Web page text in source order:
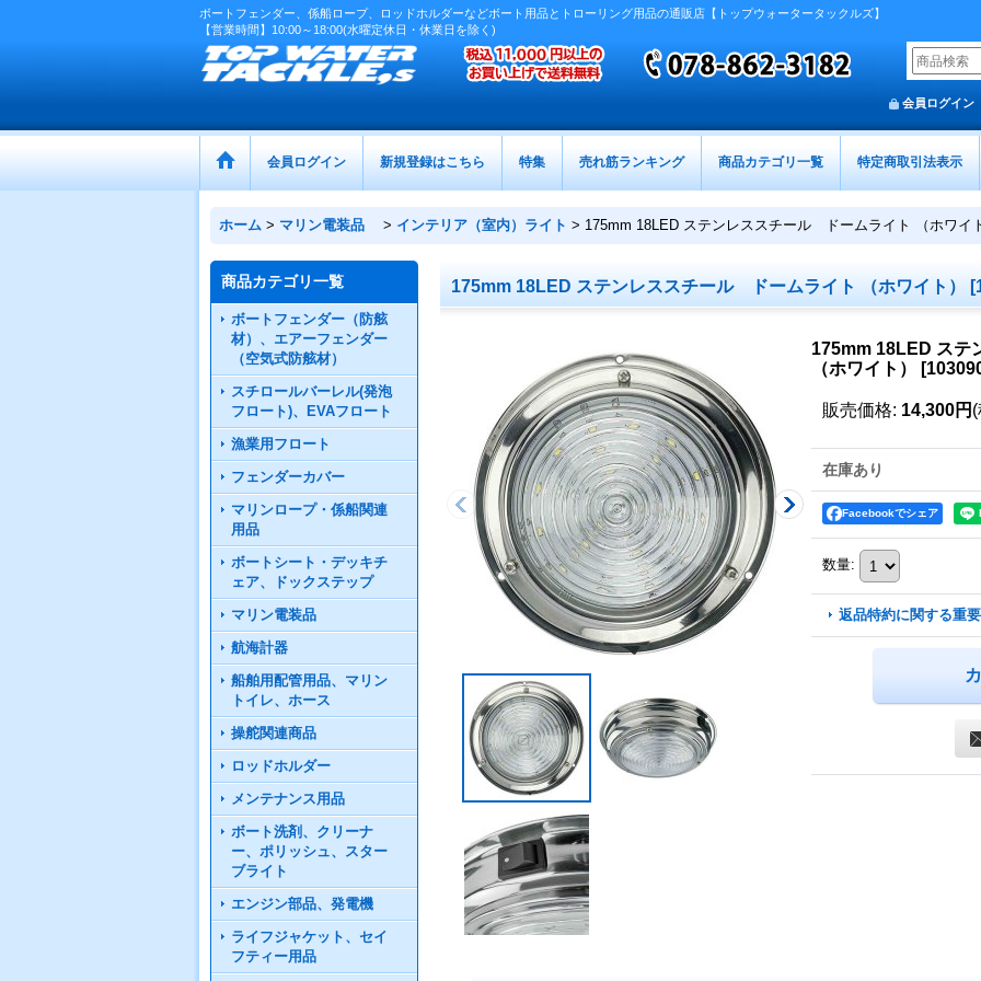
ボートフェンダー、係船ロープ、ロッドホルダーなどボート用品とトローリング用品の通販店【トップウォータータックルズ】
【営業時間】10:00～18:00(水曜定休日・休業日を除く)
会員ログイン
会員ログイン 新規登録はこちら 特集 売れ筋ランキング 商品カテゴリ一覧 特定商取引法表示
ホーム > マリン電装品 > インテリア（室内）ライト > 175mm 18LED ステンレススチール ドームライト （ホワイ
商品カテゴリ一覧
ボートフェンダー（防舷
材）、エアーフェンダー
（空気式防舷材）
スチロールバーレル(発泡
フロート)、EVAフロート
漁業用フロート
フェンダーカバー
マリンロープ・係船関連
用品
ボートシート・デッキチ
ェア、ドックステップ
マリン電装品
航海計器
船舶用配管用品、マリン
トイレ、ホース
操舵関連商品
ロッドホルダー
メンテナンス用品
ボート洗剤、クリーナ
ー、ポリッシュ、スター
ブライト
エンジン部品、発電機
ライフジャケット、セイ
フティー用品
175mm 18LED ステンレススチール ドームライト （ホワイト） [
175mm 18LED ス
（ホワイト）
[
販売価格: 14,300円
在庫あり
Facebookでシェア
数量:
返品特約に関する重